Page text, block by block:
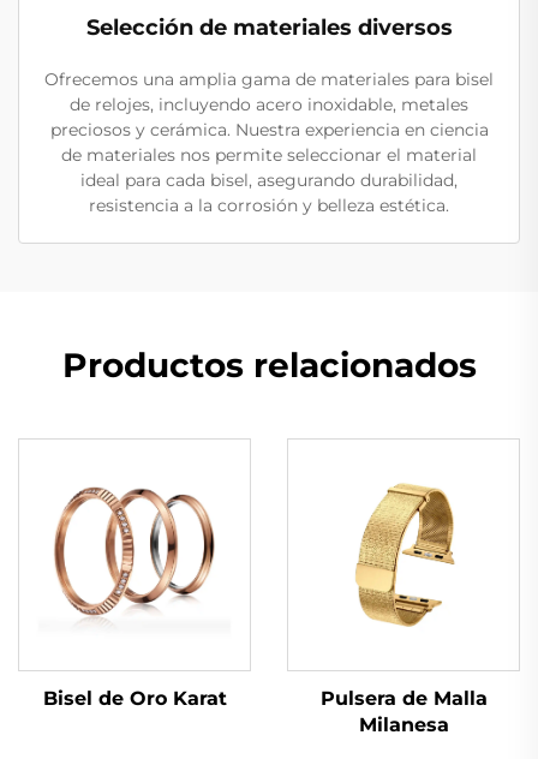
Selección de materiales diversos
Ofrecemos una amplia gama de materiales para bisel
de relojes, incluyendo acero inoxidable, metales
preciosos y cerámica. Nuestra experiencia en ciencia
de materiales nos permite seleccionar el material
ideal para cada bisel, asegurando durabilidad,
resistencia a la corrosión y belleza estética.
Productos relacionados
Bisel de Oro Karat
Pulsera de Malla
Milanesa